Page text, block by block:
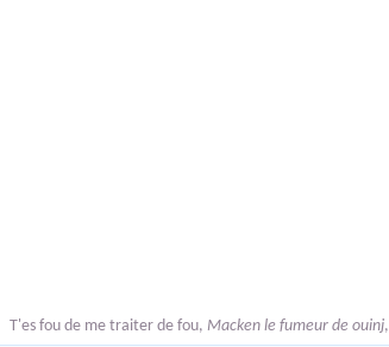
T'es fou de me traiter de fou, Macken le fumeur de ouinj,